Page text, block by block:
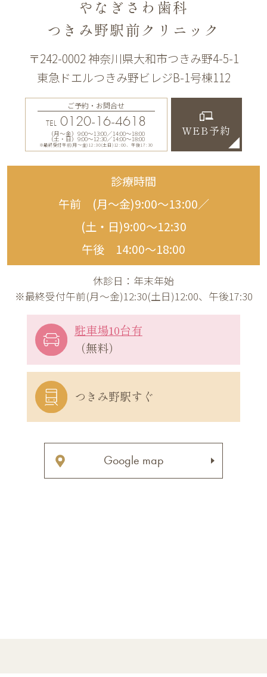
やなぎさわ歯科
つきみ野駅前クリニック
〒242-0002 神奈川県大和市つきみ野4-5-1
東急ドエルつきみ野ビレジB-1号棟112
ご予約・お問合せ
TEL 0120-16-4618
（月〜金）9:00〜13:00／14:00〜18:00
（土・日）9:00〜12:30／14:00〜18:00
※最終受付午前(月～金)12:30(土日)12:00、午後17:30
WEB予約
診療時間
午前 (月〜金)9:00〜13:00／
(土・日)9:00〜12:30
午後 14:00〜18:00
休診日：年末年始
※最終受付午前(月～金)12:30(土日)12:00、午後17:30
駐車場10台有
（無料）
つきみ野駅すぐ
Google map